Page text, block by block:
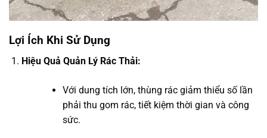
Lợi Ích Khi Sử Dụng
Hiệu Quả Quản Lý Rác Thải:
Với dung tích lớn, thùng rác giảm thiểu số lần
phải thu gom rác, tiết kiệm thời gian và công
sức.